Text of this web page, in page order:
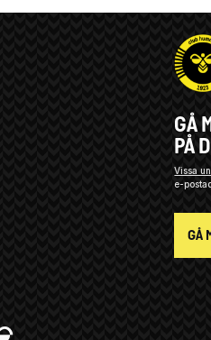
GÅ
PÅ
Vissa
e-
GÅ